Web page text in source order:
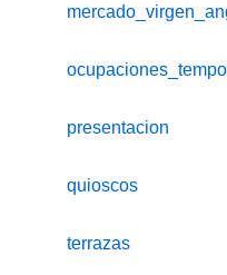
presentacion
quioscos
terrazas